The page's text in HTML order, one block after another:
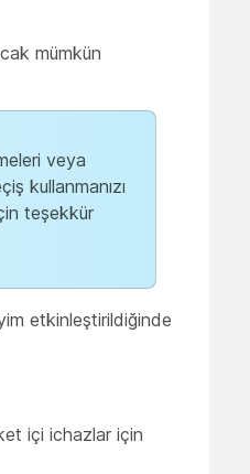
mümkün
veya
kullanmanızı
teşekkür
etkinleştirildiğinde
içi ichazlar için